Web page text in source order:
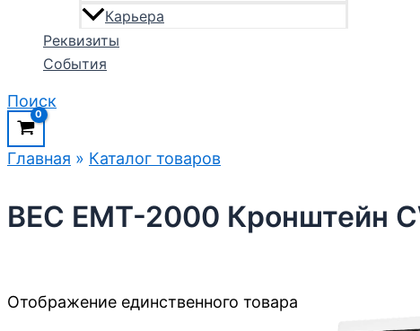
Карьера
Реквизиты
События
Поиск
Главная » Каталог товаров
BEC EMT-2000 Кронштейн
Отображение единственного товара